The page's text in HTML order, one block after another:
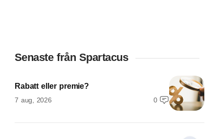
Senaste från Spartacus
Rabatt eller premie?
7 aug, 2026 0